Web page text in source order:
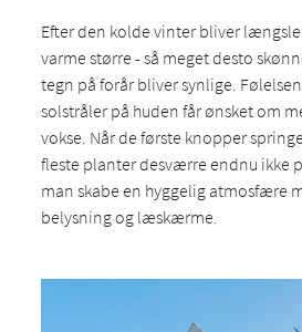
Efter den kolde vinter bliver
varme større - så meget desto
tegn på forår bliver synlige.
solstråler på huden får ønsket om
vokse. Når de første knopper
fleste planter desværre endnu ikke
man skabe en hyggelig atmosfære
belysning og læskærme.